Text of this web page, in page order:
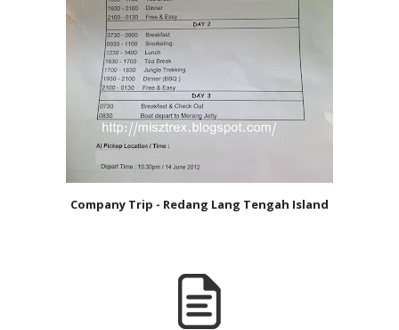
Company Trip - Redang Lang Tengah Island